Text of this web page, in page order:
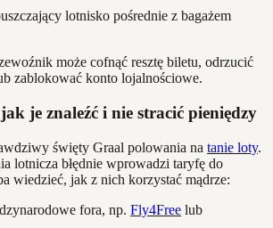
może cofnąć resztę biletu, odrzucić
zablokować konto lojalnościowe.
je znaleźć i nie stracić pieniędzy
święty Graal polowania na tanie loty.
lotnicza błędnie wprowadzi taryfę do
wiedzieć, jak z nich korzystać mądrze:
fora, np. Fly4Free lub